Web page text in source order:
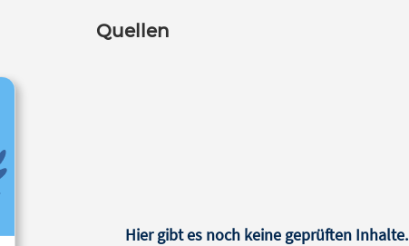
Quellen
Hier gibt es noch keine geprüften Inhalte.